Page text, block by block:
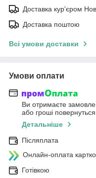
Доставка кур'єром
Доставка поштою
Всі умови доставки
Умови оплати
Ви отримаєте
або гроші
Детальніше
Післяплата
Онлайн-оплата
Готівкою